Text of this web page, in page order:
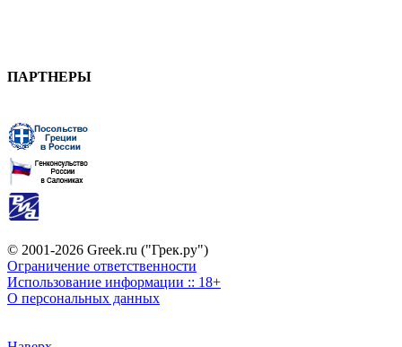
ПАРТНЕРЫ
© 2001-2026 Greek.ru ("Грек.ру")
Ограничение ответственности
Использование информации :: 18+
О персональных данных